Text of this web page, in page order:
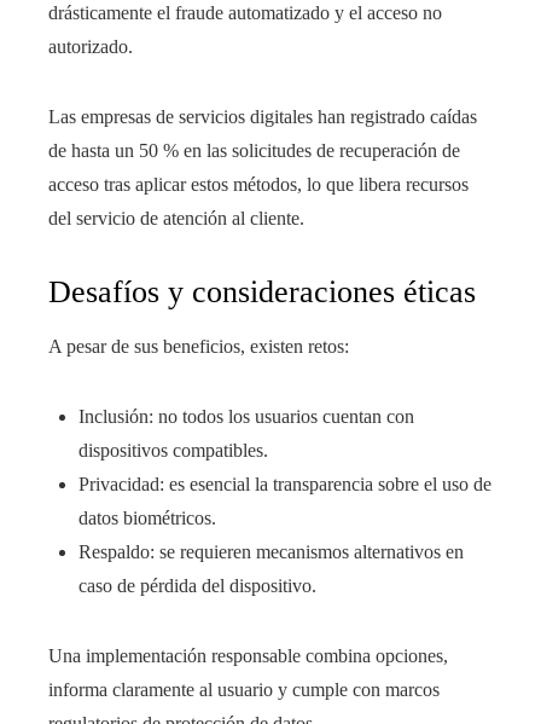
drásticamente el fraude automatizado y el acceso no
autorizado.
Las empresas de servicios digitales han registrado caídas
de hasta un 50 % en las solicitudes de recuperación de
acceso tras aplicar estos métodos, lo que libera recursos
del servicio de atención al cliente.
Desafíos y consideraciones éticas
A pesar de sus beneficios, existen retos:
Inclusión: no todos los usuarios cuentan con
dispositivos compatibles.
Privacidad: es esencial la transparencia sobre el uso de
datos biométricos.
Respaldo: se requieren mecanismos alternativos en
caso de pérdida del dispositivo.
Una implementación responsable combina opciones,
informa claramente al usuario y cumple con marcos